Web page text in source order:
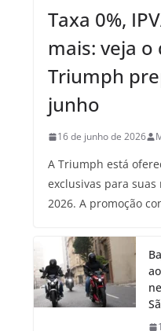
Taxa 0%,
mais: veja o
Triumph
junho
16 de junho de 2026
A Triumph está
exclusivas para
2026. A promoção